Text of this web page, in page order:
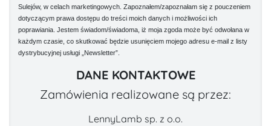
Sulejów, w celach marketingowych. Zapoznałem/zapoznałam się z pouczeniem
dotyczącym prawa dostępu do treści moich danych i możliwości ich
poprawiania. Jestem świadom/świadoma, iż moja zgoda może być odwołana w
każdym czasie, co skutkować będzie usunięciem mojego adresu e-mail z listy
dystrybucyjnej usługi „Newsletter”.
DANE KONTAKTOWE
Zamówienia realizowane są przez:
LennyLamb sp. z o.o.